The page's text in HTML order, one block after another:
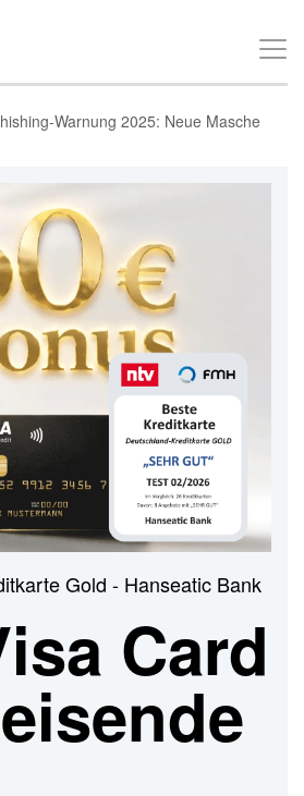
T
o
Warnung 2025: Neue Masche
Gold - Hanseatic Bank
Card